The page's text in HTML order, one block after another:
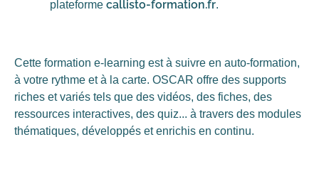
plateforme callisto-formation.fr.
Cette formation e-learning est à suivre en auto-formation,
à votre rythme et à la carte. OSCAR offre des supports
riches et variés tels que des vidéos, des fiches, des
ressources interactives, des quiz... à travers des modules
thématiques, développés et enrichis en continu.